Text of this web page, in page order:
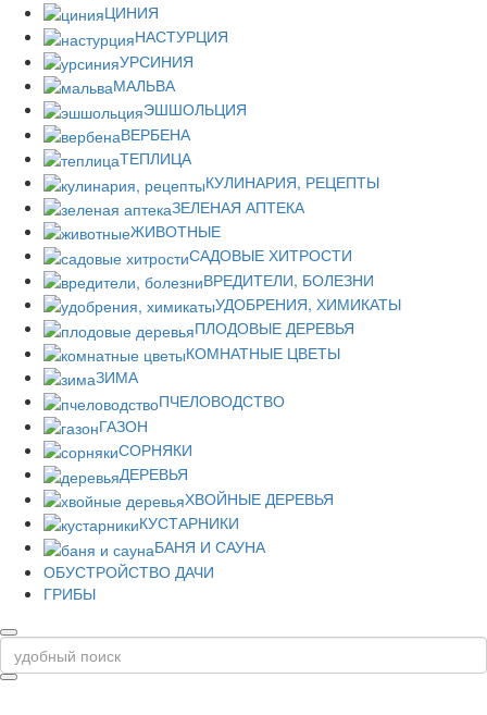
ЦИНИЯ
НАСТУРЦИЯ
УРСИНИЯ
МАЛЬВА
ЭШШОЛЬЦИЯ
ВЕРБЕНА
ТЕПЛИЦА
КУЛИНАРИЯ, РЕЦЕПТЫ
ЗЕЛЕНАЯ АПТЕКА
ЖИВОТНЫЕ
САДОВЫЕ ХИТРОСТИ
ВРЕДИТЕЛИ, БОЛЕЗНИ
УДОБРЕНИЯ, ХИМИКАТЫ
ПЛОДОВЫЕ ДЕРЕВЬЯ
КОМНАТНЫЕ ЦВЕТЫ
ЗИМА
ПЧЕЛОВОДСТВО
ГАЗОН
СОРНЯКИ
ДЕРЕВЬЯ
ХВОЙНЫЕ ДЕРЕВЬЯ
КУСТАРНИКИ
БАНЯ И САУНА
ОБУСТРОЙСТВО ДАЧИ
ГРИБЫ